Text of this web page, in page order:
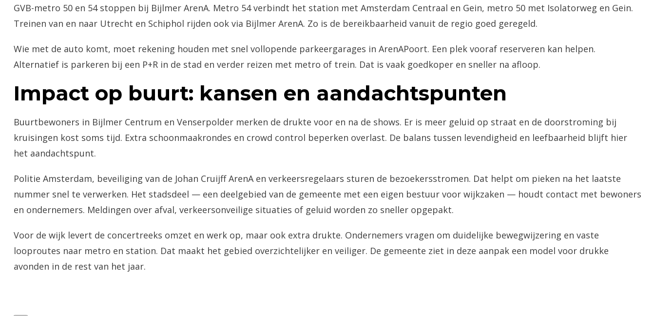
GVB-metro 50 en 54 stoppen bij Bijlmer ArenA. Metro 54 verbindt het station met Amsterdam Centraal en Gein, metro 50 met Isolatorweg en Gein.
Treinen van en naar Utrecht en Schiphol rijden ook via Bijlmer ArenA. Zo is de bereikbaarheid vanuit de regio goed geregeld.
Wie met de auto komt, moet rekening houden met snel vollopende parkeergarages in ArenAPoort. Een plek vooraf reserveren kan helpen.
Alternatief is parkeren bij een P+R in de stad en verder reizen met metro of trein. Dat is vaak goedkoper en sneller na afloop.
Impact op buurt: kansen en aandachtspunten
Buurtbewoners in Bijlmer Centrum en Venserpolder merken de drukte voor en na de shows. Er is meer geluid op straat en de doorstroming bij
kruisingen kost soms tijd. Extra schoonmaakrondes en crowd control beperken overlast. De balans tussen levendigheid en leefbaarheid blijft hier
het aandachtspunt.
Politie Amsterdam, beveiliging van de Johan Cruijff ArenA en verkeersregelaars sturen de bezoekersstromen. Dat helpt om pieken na het laatste
nummer snel te verwerken. Het stadsdeel — een deelgebied van de gemeente met een eigen bestuur voor wijkzaken — houdt contact met bewoners
en ondernemers. Meldingen over afval, verkeersonveilige situaties of geluid worden zo sneller opgepakt.
Voor de wijk levert de concertreeks omzet en werk op, maar ook extra drukte. Ondernemers vragen om duidelijke bewegwijzering en vaste
looproutes naar metro en station. Dat maakt het gebied overzichtelijker en veiliger. De gemeente ziet in deze aanpak een model voor drukke
avonden in de rest van het jaar.